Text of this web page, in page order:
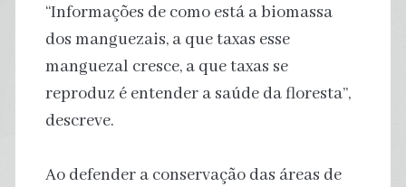
“Informações de como está a biomassa
dos manguezais, a que taxas esse
manguezal cresce, a que taxas se
reproduz é entender a saúde da floresta”,
descreve.
Ao defender a conservação das áreas de